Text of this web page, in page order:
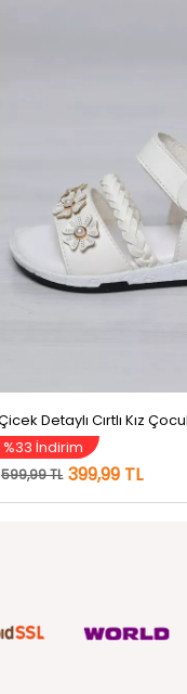
%33 İndirim
599,99 TL 399,99 TL